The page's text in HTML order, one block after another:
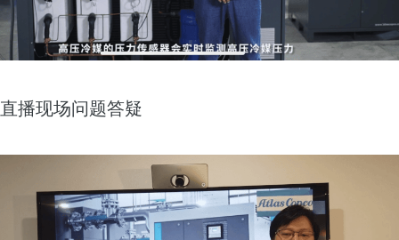
直播现场问题答疑